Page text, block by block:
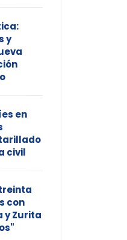
y
en
civil
con
y Zurita